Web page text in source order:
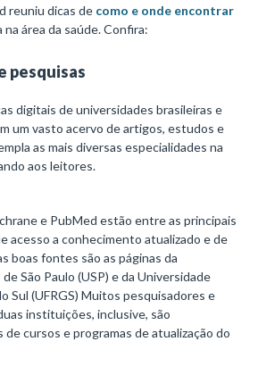
reuniu dicas de como e onde encontrar
área da saúde. Confira:
pesquisas
digitais de universidades brasileiras e
um vasto acervo de artigos, estudos e
as mais diversas especialidades na
aos leitores.
e PubMed estão entre as principais
acesso a conhecimento atualizado e de
boas fontes são as páginas da
São Paulo (USP) e da Universidade
Sul (UFRGS) Muitos pesquisadores e
instituições, inclusive, são
cursos e programas de atualização do